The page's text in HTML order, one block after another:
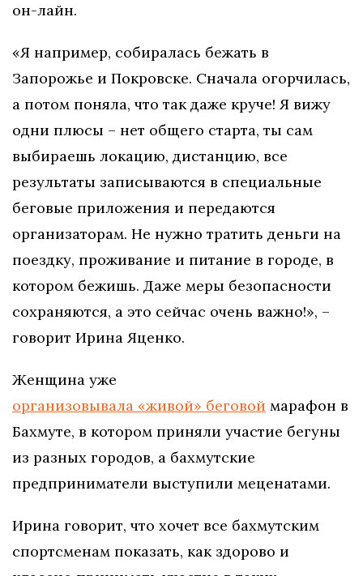
он-лайн.
«Я например, собиралась бежать в
Запорожье и Покровске. Сначала огорчилась,
а потом поняла, что так даже круче! Я вижу
одни плюсы – нет общего старта, ты сам
выбираешь локацию, дистанцию, все
результаты записываются в специальные
беговые приложения и передаются
организаторам. Не нужно тратить деньги на
поездку, проживание и питание в городе, в
котором бежишь. Даже меры безопасности
сохраняются, а это сейчас очень важно!», –
говорит Ирина Яценко.
Женщина уже
организовывала «живой» беговой марафон в
Бахмуте, в котором приняли участие бегуны
из разных городов, а бахмутские
предприниматели выступили меценатами.
Ирина говорит, что хочет все бахмутским
спортсменам показать, как здорово и